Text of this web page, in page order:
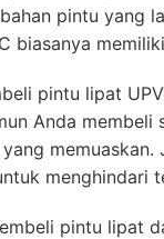
pintu yang
biasanya
pintu lipat
Anda membeli
memuaskan.
menghindari
pintu lipat